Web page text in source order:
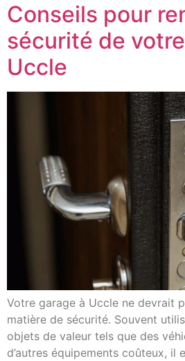
Conseils pour
sécurité de
Uccle
Votre garage à Uccle ne devrait
matière de sécurité. Souvent
objets de valeur tels que des
d’autres équipements coûteux, il